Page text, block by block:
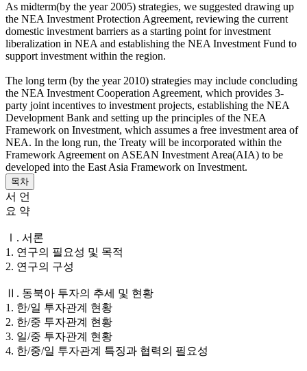
As midterm(by the year 2005) strategies, we suggested drawing up
the NEA Investment Protection Agreement, reviewing the current
domestic investment barriers as a starting point for investment
liberalization in NEA and establishing the NEA Investment Fund to
support investment within the region.
The long term (by the year 2010) strategies may include concluding
the NEA Investment Cooperation Agreement, which provides 3-
party joint incentives to investment projects, establishing the NEA
Development Bank and setting up the principles of the NEA
Framework on Investment, which assumes a free investment area of
NEA. In the long run, the Treaty will be incorporated within the
Framework Agreement on ASEAN Investment Area(AIA) to be
developed into the East Asia Framework on Investment.
목차
서 언
요 약
Ⅰ. 서론
1. 연구의 필요성 및 목적
2. 연구의 구성
Ⅱ. 동북아 투자의 추세 및 현황
1. 한/일 투자관계 현황
2. 한/중 투자관계 현황
3. 일/중 투자관계 현황
4. 한/중/일 투자관계 특징과 협력의 필요성